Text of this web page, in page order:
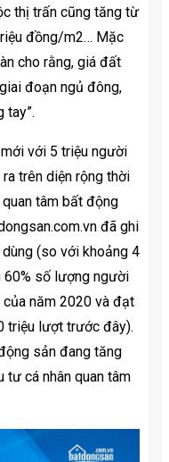
thị trấn cũng tăng từ
đồng/m2… Mặc
cho rằng, giá đất
đoạn ngủ đông,
tay”.
với 5 triệu người
trên diện rộng thời
tâm bất động
đã ghi
(so với khoảng 4
60% số lượng người
năm 2020 và đạt
triệu lượt trước đây).
sản đang tăng
tư cá nhân quan tâm